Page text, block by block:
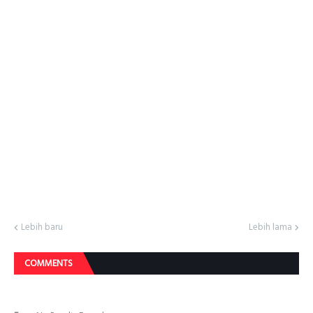
Lebih baru Lebih lama
COMMENTS